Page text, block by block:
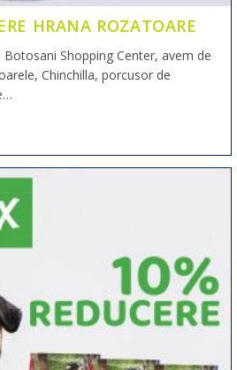
HRANA ROZATOARE
Shopping Center, avem de
Chinchilla, porcusor de